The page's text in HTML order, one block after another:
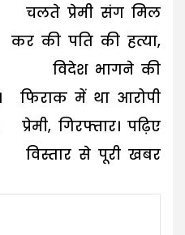
चलते प्रेमी संग मिल
कर की पति की हत्या,
विदेश भागने की
फिराक में था आरोपी
प्रेमी, गिरफ्तार। पढ़िए
विस्तार से पूरी खबर